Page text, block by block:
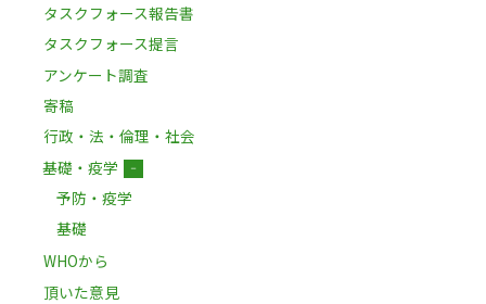
タスクフォース報告書
タスクフォース提言
アンケート調査
寄稿
行政・法・倫理・社会
基礎・疫学
－
予防・疫学
基礎
WHOから
頂いた意見